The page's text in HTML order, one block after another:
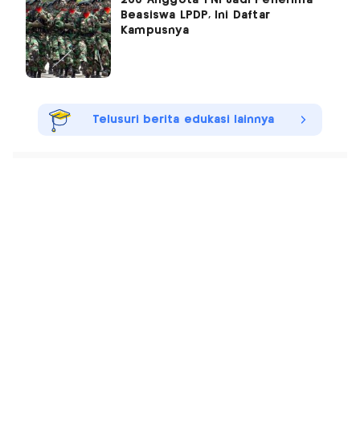
Beasiswa LPDP, Ini Daftar
Kampusnya
Telusuri berita edukasi lainnya